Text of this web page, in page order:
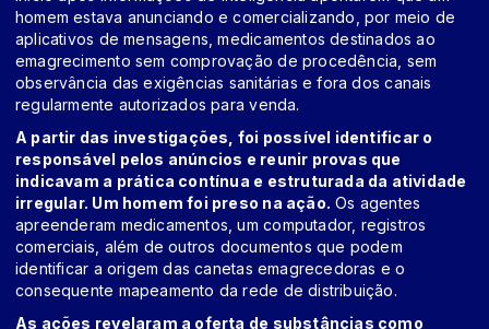
homem estava anunciando e comercializando, por meio de
aplicativos de mensagens, medicamentos destinados ao
emagrecimento sem comprovação de procedência, sem
observância das exigências sanitárias e fora dos canais
regularmente autorizados para venda.
A partir das investigações, foi possível identificar o
responsável pelos anúncios e reunir provas que
indicavam a prática contínua e estruturada da atividade
irregular. Um homem foi preso na ação. Os agentes
apreenderam medicamentos, um computador, registros
comerciais, além de outros documentos que podem
identificar a origem das canetas emagrecedoras e o
consequente mapeamento da rede de distribuição.
As ações revelaram a oferta de substâncias como